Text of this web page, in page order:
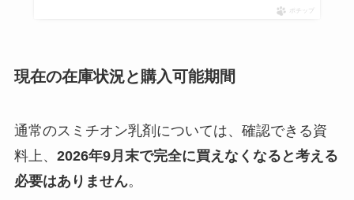
ポチップ
現在の在庫状況と購入可能期間
通常のスミチオン乳剤については、確認できる資
料上、 2026年9月末で完全に買えなくなると考える
必要はありません。